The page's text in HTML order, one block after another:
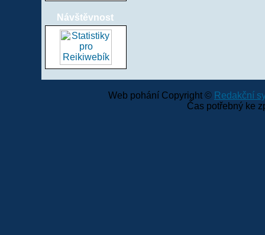
Návštěvnost
Web pohání Copyright © Redakční
Čas potřebný ke